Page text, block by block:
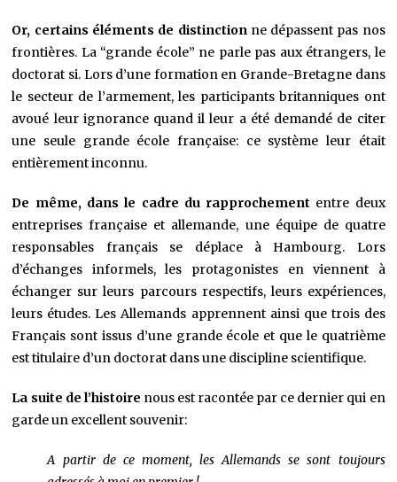
Or, certains éléments de distinctionne dépassent pas nos
frontières. La “grande école” ne parle pas aux étrangers, le
doctorat si. Lors d’une formation en Grande-Bretagne dans
le secteur de l’armement, les participants britanniques ont
avoué leur ignorance quand il leur a été demandé de citer
une seule grande école française: ce système leur était
entièrement inconnu.
De même, dans le cadre du rapprochement entre deux
entreprises française et allemande, une équipe de quatre
responsables français se déplace à Hambourg. Lors
d’échanges informels, les protagonistes en viennent à
échanger sur leurs parcours respectifs, leurs expériences,
leurs études. Les Allemands apprennent ainsi que trois des
Français sont issus d’une grande école et que le quatrième
est titulaire d’un doctorat dans une discipline scientifique.
La suite de l’histoire nous est racontée par ce dernier qui en
garde un excellent souvenir:
A partir de ce moment, les Allemands se sont toujours